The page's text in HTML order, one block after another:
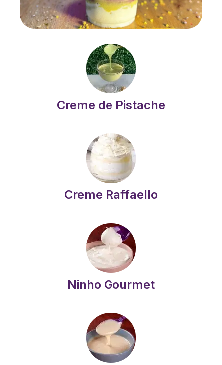
Creme de Pistache
Creme Raffaello
Ninho Gourmet